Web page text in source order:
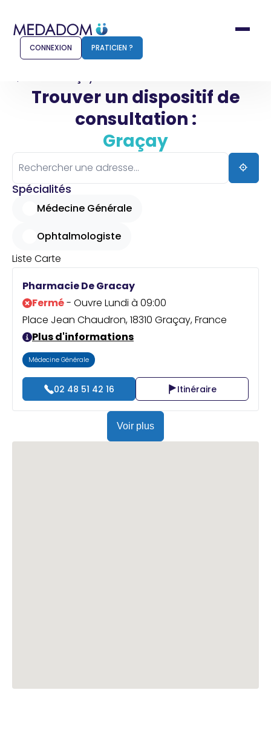
Comment ça marche ?
Pharmacien
Connexion
Praticien ?
CONNEXION PRATICIEN ?
Graçay
Trouver un dispositif de
consultation :
Graçay
Spécialités
Médecine Générale
Ophtalmologiste
Liste Carte
Pharmacie De Gracay
Fermé- Ouvre Lundi à 09:00
Place Jean Chaudron, 18310 Graçay, France
Plus d'informations
Médecine Générale
02 48 51 42 16 Itinéraire
Voir plus